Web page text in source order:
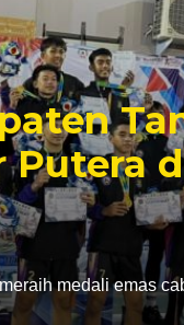
Putera
medali emas